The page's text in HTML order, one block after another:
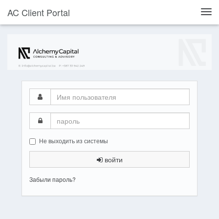
AC Client Portal
Имя
пользователя
пароль
Не выходить из системы
войти
Забыли пароль?